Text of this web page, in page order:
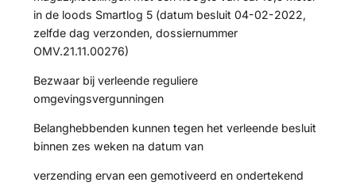
in de loods Smartlog 5 (datum besluit 04-02-2022,
zelfde dag verzonden, dossiernummer
OMV.21.11.00276)
Bezwaar bij verleende reguliere
omgevingsvergunningen
Belanghebbenden kunnen tegen het verleende besluit
binnen zes weken na datum van
verzending ervan een gemotiveerd en ondertekend